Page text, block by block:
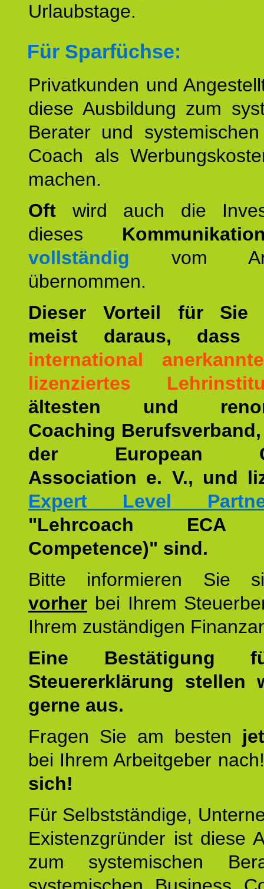
Urlaubstage.
Für Sparfüchse:
Privatkunden und
diese Ausbildung zum
Berater und
Coach als
machen.
Oft wird auch die
dieses
vollständig vom
übernommen.
Dieser Vorteil für Sie
meist daraus,
international
lizenziertes
ältesten und
Coaching
der European
Association e. V., und
Expert Level
"Lehrcoach ECA
Competence)" sind.
Bitte informieren Sie
vorher bei Ihrem
Ihrem zuständigen
Eine Bestätigung
Steuererklärung stellen
gerne aus.
Fragen Sie am besten
bei Ihrem Arbeitgeber
sich!
Für Selbstständige,
Existenzgründer ist diese
zum systemischen